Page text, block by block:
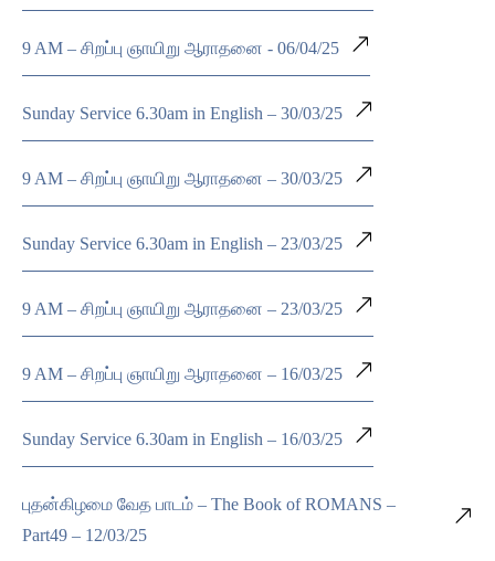
9 AM – சிறப்பு ஞாயிறு ஆராதனை - 06/04/25
Sunday Service 6.30am in English – 30/03/25
9 AM – சிறப்பு ஞாயிறு ஆராதனை – 30/03/25
Sunday Service 6.30am in English – 23/03/25
9 AM – சிறப்பு ஞாயிறு ஆராதனை – 23/03/25
9 AM – சிறப்பு ஞாயிறு ஆராதனை – 16/03/25
Sunday Service 6.30am in English – 16/03/25
புதன்கிழமை வேத பாடம் – The Book of ROMANS –
Part49 – 12/03/25